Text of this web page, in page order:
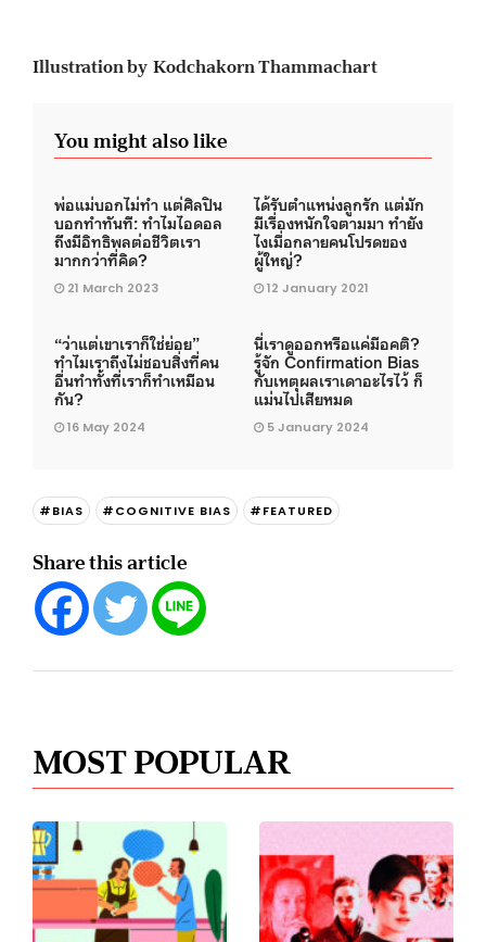
Illustration by Kodchakorn Thammachart
You might also like
พ่อแม่บอกไม่ทำ แต่ศิลปิน
บอกทำทันที: ทำไมไอดอล
ถึงมีอิทธิพลต่อชีวิตเรา
มากกว่าที่คิด?
21 March 2023
ได้รับตำแหน่งลูกรัก แต่มัก
มีเรื่องหนักใจตามมา ทำยัง
ไงเมื่อกลายคนโปรดของ
ผู้ใหญ่?
12 January 2021
“ว่าแต่เขาเราก็ใช่ย่อย”
ทำไมเราถึงไม่ชอบสิ่งที่คน
อื่นทำทั้งที่เราก็ทำเหมือน
กัน?
16 May 2024
นี่เราดูออกหรือแค่มีอคติ?
รู้จัก Confirmation Bias
กับเหตุผลเราเดาอะไรไว้ ก็
แม่นไปเสียหมด
5 January 2024
#BIAS #COGNITIVE BIAS #FEATURED
Share this article
MOST POPULAR